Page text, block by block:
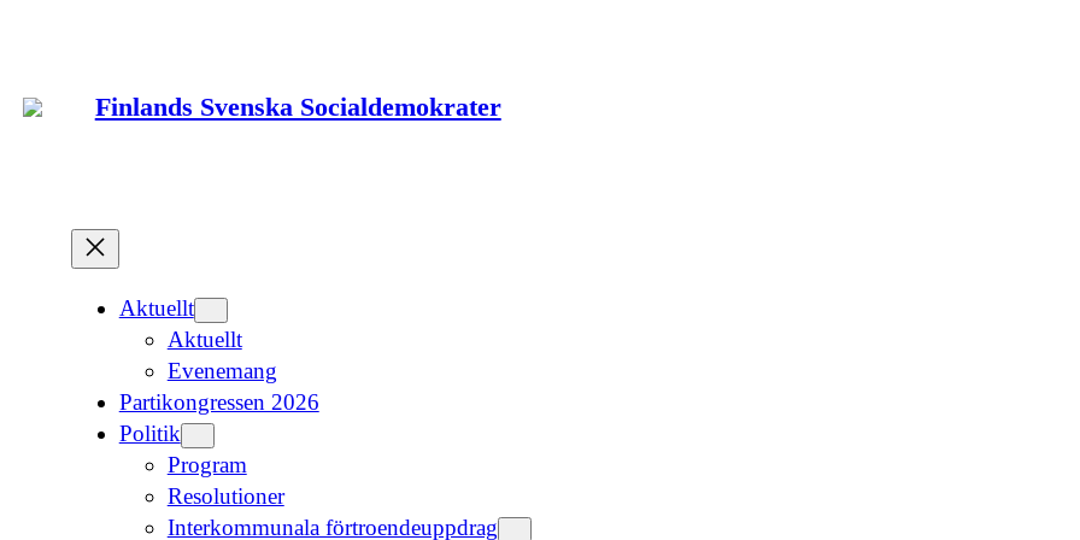
Finlands Svenska Socialdemokrater
Aktuellt
Aktuellt
Evenemang
Partikongressen 2026
Politik
Program
Resolutioner
Interkommunala förtroendeuppdrag